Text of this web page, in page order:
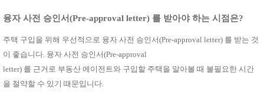
융자 사전 승인서(Pre-approval letter) 를 받아야 하는 시점은?
주택 구입을 위해 우선적으로 융자 사전 승인서(Pre-approval letter) 를 받는 것
이 좋습니다 융자 사전 승인서(Pre-approval
letter) 를 근거로 부동산 에이전트와 구입할 주택을 알아볼 때 불필요한 시간
을 절약할 수 있기 때문입니다